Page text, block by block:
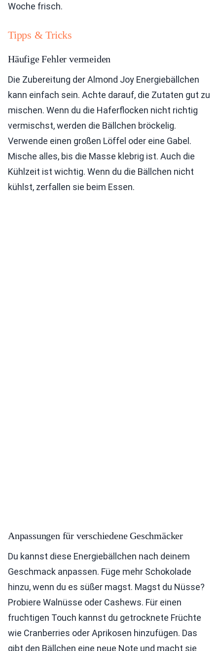
Woche frisch.
Tipps & Tricks
Häufige Fehler vermeiden
Die Zubereitung der Almond Joy Energiebällchen
kann einfach sein. Achte darauf, die Zutaten gut zu
mischen. Wenn du die Haferflocken nicht richtig
vermischst, werden die Bällchen bröckelig.
Verwende einen großen Löffel oder eine Gabel.
Mische alles, bis die Masse klebrig ist. Auch die
Kühlzeit ist wichtig. Wenn du die Bällchen nicht
kühlst, zerfallen sie beim Essen.
Anpassungen für verschiedene Geschmäcker
Du kannst diese Energiebällchen nach deinem
Geschmack anpassen. Füge mehr Schokolade
hinzu, wenn du es süßer magst. Magst du Nüsse?
Probiere Walnüsse oder Cashews. Für einen
fruchtigen Touch kannst du getrocknete Früchte
wie Cranberries oder Aprikosen hinzufügen. Das
gibt den Bällchen eine neue Note und macht sie